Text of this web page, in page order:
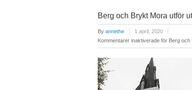
Berg och Brykt Mora utför
By annethe
1 april, 2020
Kommentarer inaktiverade för Berg och